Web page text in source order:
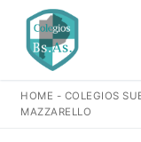
contenido
HOME - COLEGIOS
MAZZARELLO